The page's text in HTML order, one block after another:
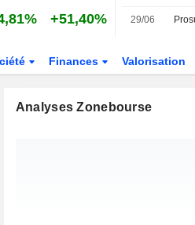
+51,40% 29/06
Finances Valorisation
Analyses Zonebourse